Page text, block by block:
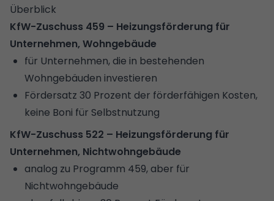
Überblick
KfW-Zuschuss 459 – Heizungsförderung für
Unternehmen, Wohngebäude
für Unternehmen, die in bestehenden
Wohngebäuden investieren
Fördersatz 30 Prozent der förderfähigen Kosten,
keine Boni für Selbstnutzung
KfW-Zuschuss 522 – Heizungsförderung für
Unternehmen, Nichtwohngebäude
analog zu Programm 459, aber für
Nichtwohngebäude